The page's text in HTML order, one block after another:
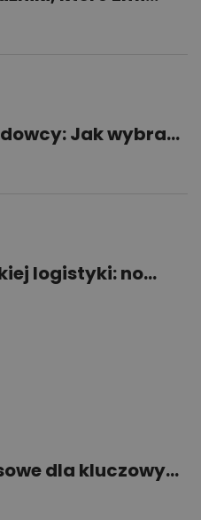
Jak wybra...
logistyki: no...
dla kluczowy...